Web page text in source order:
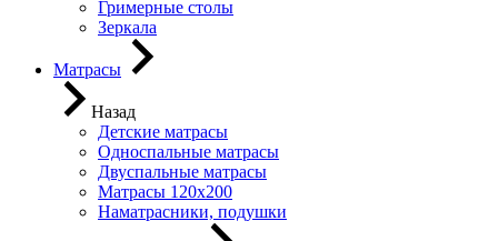
Гримерные столы
Зеркала
Матрасы
Назад
Детские матрасы
Односпальные матрасы
Двуспальные матрасы
Матрасы 120х200
Наматрасники, подушки